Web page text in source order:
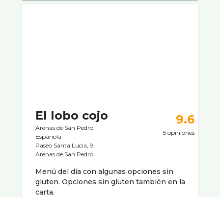
El lobo cojo
Arenas de San Pedro
Española
Paseo Santa Lucía, 9,
Arenas de San Pedro
9.6
5 opiniones
Menú del día con algunas opciones sin
gluten. Opciones sin gluten también en la
carta.